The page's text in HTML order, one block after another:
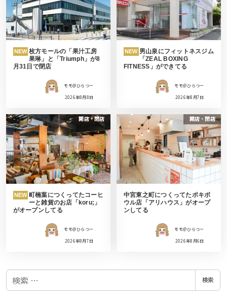
NEW 枚方モールの「果汁工房
果琳」と「Triumph」が8
月31日で閉店
モモ＠ひらつー
2026年8月8日
NEW 男山泉にフィットネスジム
「ZEAL BOXING
FITNESS」ができてる
モモ＠ひらつー
2026年8月7日
開店・閉店
NEW 町楠葉につくってたコーヒ
ーと雑貨のお店「koru;」
がオープンしてる
モモ＠ひらつー
2026年8月7日
開店・閉店
中宮東之町につくってたポキボ
ウル店「アリハウス」がオープ
ンしてる
モモ＠ひらつー
2026年8月6日
検
検索